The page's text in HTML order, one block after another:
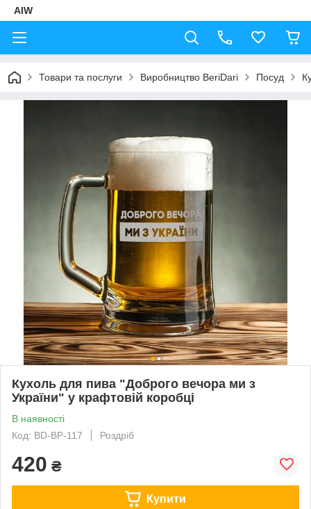
AIW
Товари та послуги Виробництво BeriDari Посуд
Кухоль для пива "Доброго вечора ми з
України" у крафтовій коробці
В наявності
Код: BD-BP-117
Роздріб
420 ₴
Купити